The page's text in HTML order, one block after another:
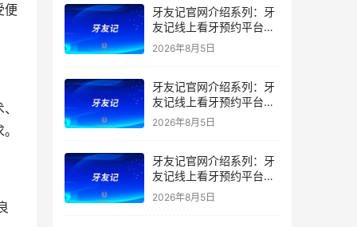
便
牙友记官网介绍系列：牙
友记线上看牙预约平台是
干什么的？靠谱吗？
2026年8月5日
牙友记官网介绍系列：牙
友记线上看牙预约平台让
看牙不再靠运气
2026年8月5日
牙友记官网介绍系列：牙
友记线上看牙预约平台打
破口腔行业专业壁垒新手
友好零门槛
2026年8月5日